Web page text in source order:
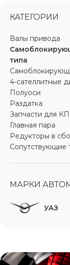
КАТЕГОРИИ
Валы привода
типа
4-сателлитные
Полуоси
Раздатка
Запчасти для
Главная пара
Редукторы в
Сопутствующие
МАРКИ
УАЗ